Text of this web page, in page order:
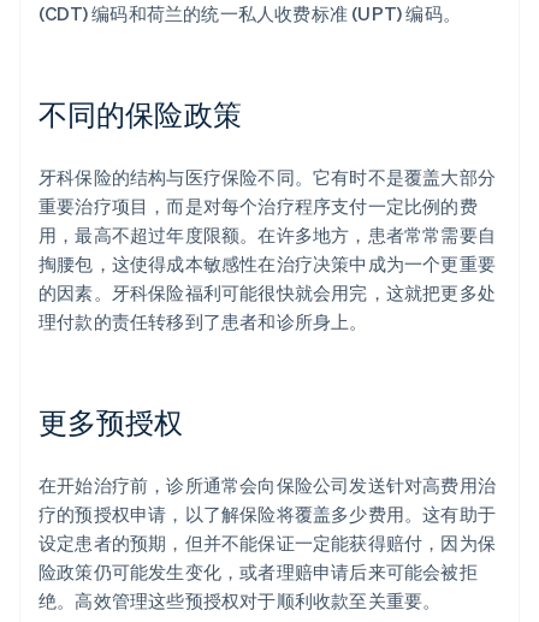
(CDT) 编码和荷兰的统一私人收费标准 (UPT) 编码。
不同的保险政策
牙科保险的结构与医疗保险不同。它有时不是覆盖大部分
重要治疗项目，而是对每个治疗程序支付一定比例的费
用，最高不超过年度限额。在许多地方，患者常常需要自
掏腰包，这使得成本敏感性在治疗决策中成为一个更重要
的因素。牙科保险福利可能很快就会用完，这就把更多处
理付款的责任转移到了患者和诊所身上。
更多预授权
在开始治疗前，诊所通常会向保险公司发送针对高费用治
疗的预授权申请，以了解保险将覆盖多少费用。这有助于
设定患者的预期，但并不能保证一定能获得赔付，因为保
险政策仍可能发生变化，或者理赔申请后来可能会被拒
绝。高效管理这些预授权对于顺利收款至关重要。